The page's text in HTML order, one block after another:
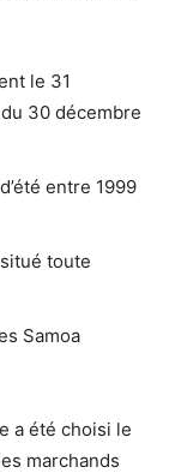
le 31
30 décembre
entre 1999
toute
Samoa
a été choisi le
marchands